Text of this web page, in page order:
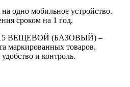
одно мобильное устройство.
сроком на 1 год.
15 ВЕЩЕВОЙ (БАЗОВЫЙ) –
маркированных товаров,
и контроль.